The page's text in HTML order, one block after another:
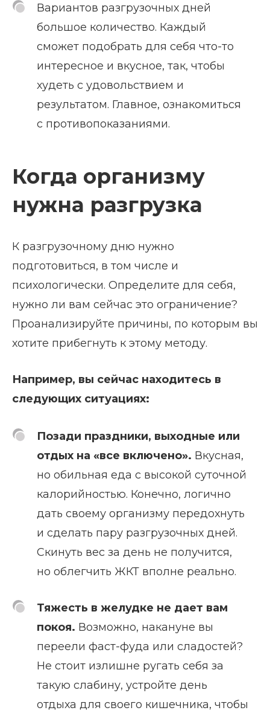
Вариантов разгрузочных дней
большое количество. Каждый
сможет подобрать для себя что-то
интересное и вкусное, так, чтобы
худеть с удовольствием и
результатом. Главное, ознакомиться
с противопоказаниями.
Когда организму
нужна разгрузка
К разгрузочному дню нужно
подготовиться, в том числе и
психологически. Определите для себя,
нужно ли вам сейчас это ограничение?
Проанализируйте причины, по которым вы
хотите прибегнуть к этому методу.
Например, вы сейчас находитесь в
следующих ситуациях:
Позади праздники, выходные или
отдых на «все включено». Вкусная,
но обильная еда с высокой суточной
калорийностью. Конечно, логично
дать своему организму передохнуть
и сделать пару разгрузочных дней.
Скинуть вес за день не получится,
но облегчить ЖКТ вполне реально.
Тяжесть в желудке не дает вам
покоя. Возможно, накануне вы
переели фаст-фуда или сладостей?
Не стоит излишне ругать себя за
такую слабину, устройте день
отдыха для своего кишечника, чтобы